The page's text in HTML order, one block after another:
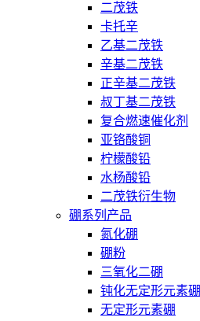
二茂铁
卡托辛
乙基二茂铁
辛基二茂铁
正辛基二茂铁
叔丁基二茂铁
复合燃速催化剂
亚铬酸铜
柠檬酸铅
水杨酸铅
二茂铁衍生物
硼系列产品
氮化硼
硼粉
三氧化二硼
钝化无定形元素硼
无定形元素硼